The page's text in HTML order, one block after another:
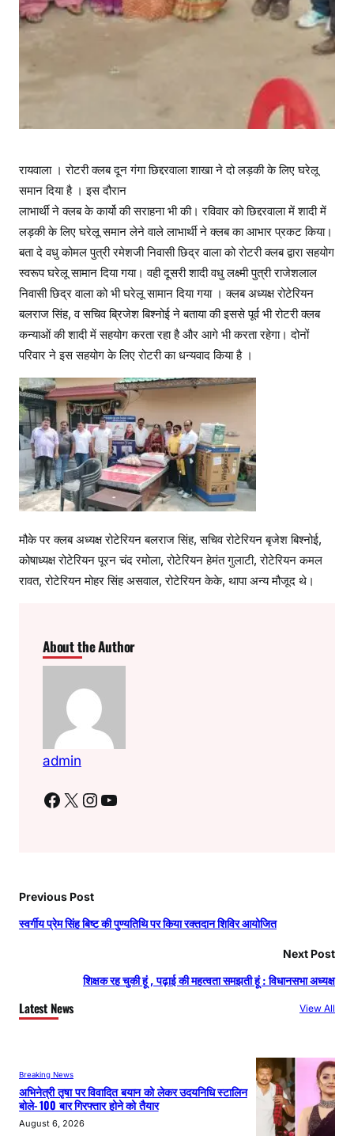
रायवाला । रोटरी क्लब दून गंगा छिद्दरवाला शाखा ने दो लड़की के लिए घरेलू
समान दिया है । इस दौरान
लाभार्थी ने क्लब के कार्यो की सराहना भी की। रविवार को छिद्दरवाला में शादी में
लड़की के लिए घरेलू समान लेने वाले लाभार्थी ने क्लब का आभार प्रकट किया।
बता दे वधु कोमल पुत्री रमेशजी निवासी छिद्र वाला को रोटरी क्लब द्वारा सहयोग
स्वरूप घरेलू सामान दिया गया। वही दूसरी शादी वधु लक्ष्मी पुत्री राजेशलाल
निवासी छिद्र वाला को भी घरेलू सामान दिया गया । क्लब अध्यक्ष रोटेरियन
बलराज सिंह, व सचिव ब्रिजेश बिश्नोई ने बताया की इससे पूर्व भी रोटरी क्लब
कन्याओं की शादी में सहयोग करता रहा है और आगे भी करता रहेगा। दोनों
परिवार ने इस सहयोग के लिए रोटरी का धन्यवाद किया है ।
मौके पर क्लब अध्यक्ष रोटेरियन बलराज सिंह, सचिव रोटेरियन बृजेश बिश्नोई,
कोषाध्यक्ष रोटेरियन पूरन चंद रमोला, रोटेरियन हेमंत गुलाटी, रोटेरियन कमल
रावत, रोटेरियन मोहर सिंह असवाल, रोटेरियन केके, थापा अन्य मौजूद थे।
About the Author
admin
Facebook X Instagram YouTube
Previous Post
स्वर्गीय प्रेम सिंह बिष्ट की पुण्यतिथि पर किया रक्तदान शिविर आयोजित
Next Post
शिक्षक रह चुकी हूं , पढ़ाई की महत्वता समझती हूं : विधानसभा अध्यक्ष
Latest News View All
Breaking News
अभिनेत्री तृषा पर विवादित बयान को लेकर उदयनिधि स्टालिन
बोले- 100 बार गिरफ्तार होने को तैयार
August 6, 2026